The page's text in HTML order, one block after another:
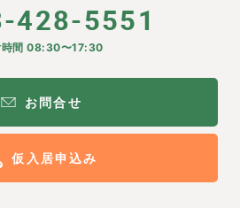
428-5551
時間 08:30〜17:30
お問合せ
仮入居申込み